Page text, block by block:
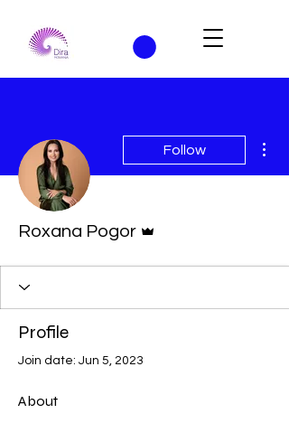
Follow
Roxana Pogor
Profile
Join date: Jun 5, 2023
About